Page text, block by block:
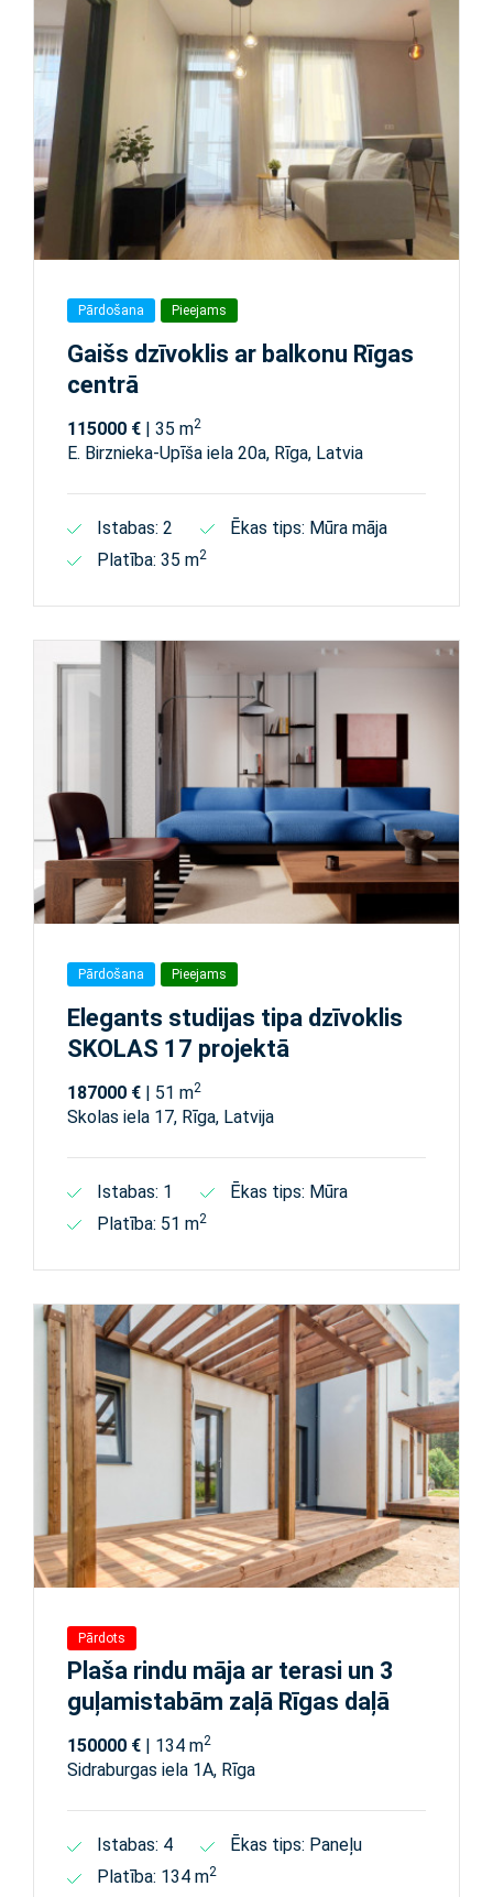
Pārdošana Pieejams
Gaišs dzīvoklis ar balkonu Rīgas
centrā
115000 € | 35 m2
E. Birznieka-Upīša iela 20a, Rīga, Latvia
Istabas: 2
Ēkas tips: Mūra māja
Platība: 35 m2
Pārdošana Pieejams
Elegants studijas tipa dzīvoklis
SKOLAS 17 projektā
187000 € | 51 m2
Skolas iela 17, Rīga, Latvija
Istabas: 1
Ēkas tips: Mūra
Platība: 51 m2
Pārdots
Plaša rindu māja ar terasi un 3
guļamistabām zaļā Rīgas daļā
150000 € | 134 m2
Sidraburgas iela 1A, Rīga
Istabas: 4
Ēkas tips: Paneļu
Platība: 134 m2